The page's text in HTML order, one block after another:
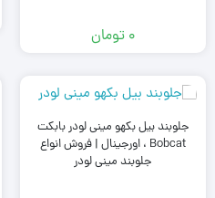
0 تومان
جلوبند بیل بکهو مینی لودر بابکت
Bobcat ، اورجینال | فروش انواع
جلوبند مینی لودر